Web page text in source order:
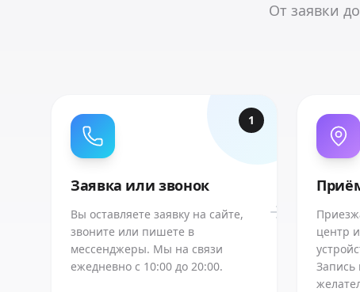
От заявки
1
Заявка или звонок
Вы оставляете заявку на сайте,
звоните или пишете в
мессенджеры. Мы на связи
ежедневно с 10:00 до 20:00.
центр
Запись